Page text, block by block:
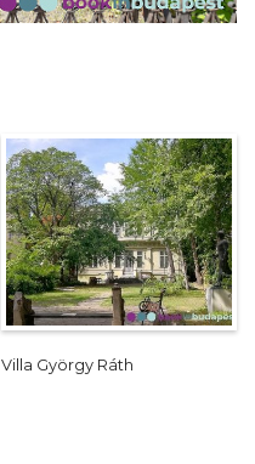
Villa György Ráth